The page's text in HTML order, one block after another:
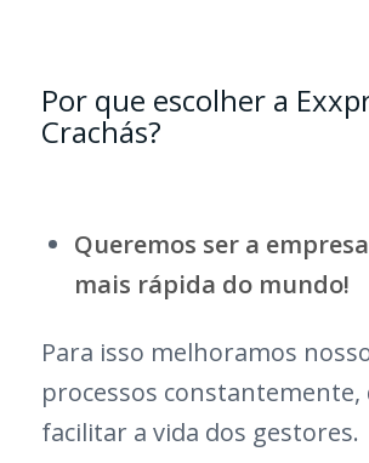
Por que escolher a
Crachás?
Queremos ser a
mais rápida do mundo!
Para isso melhoramos
processos constantemente,
facilitar a vida dos gestores.